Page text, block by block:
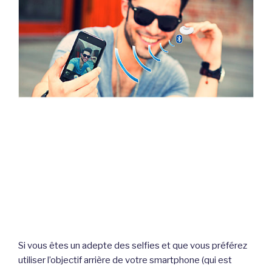
Si vous êtes un adepte des selfies et que vous préférez
utiliser l’objectif arrière de votre smartphone (qui est